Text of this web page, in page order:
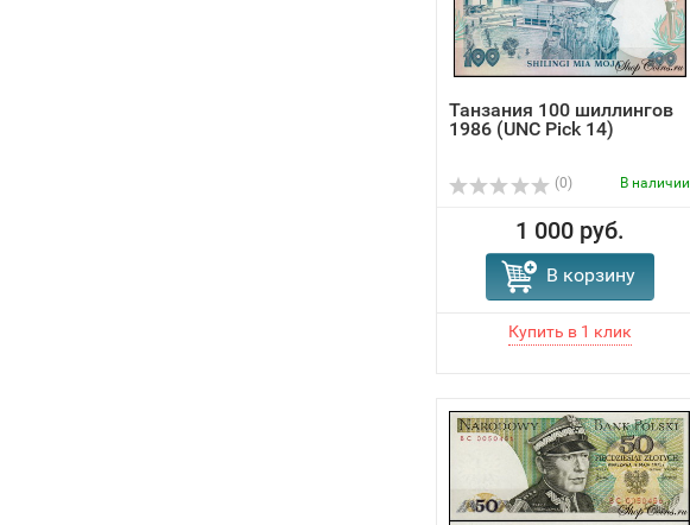
Танзания 100 шиллингов
1986 (UNC Pick 14)
(0) В наличии
1 000 руб.
В корзину